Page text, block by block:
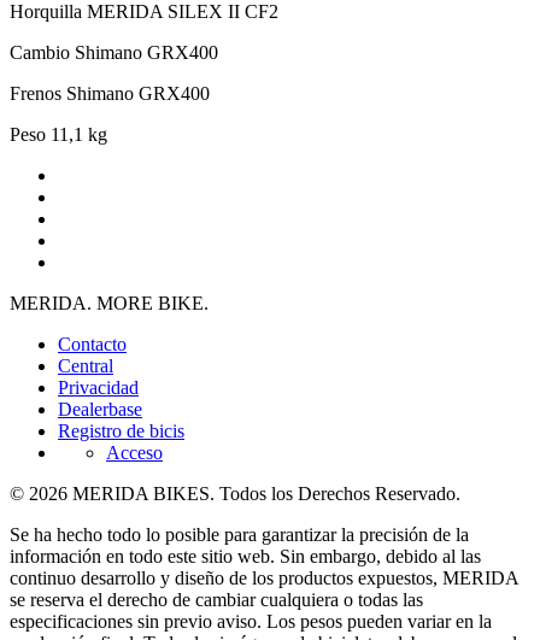
Horquilla MERIDA SILEX II CF2
Cambio Shimano GRX400
Frenos Shimano GRX400
Peso 11,1 kg
MERIDA. MORE BIKE.
Contacto
Central
Privacidad
Dealerbase
Registro de bicis
Acceso
© 2026 MERIDA BIKES. Todos los Derechos Reservado.
Se ha hecho todo lo posible para garantizar la precisión de la
información en todo este sitio web. Sin embargo, debido al las
continuo desarrollo y diseño de los productos expuestos, MERIDA
se reserva el derecho de cambiar cualquiera o todas las
especificaciones sin previo aviso. Los pesos pueden variar en la